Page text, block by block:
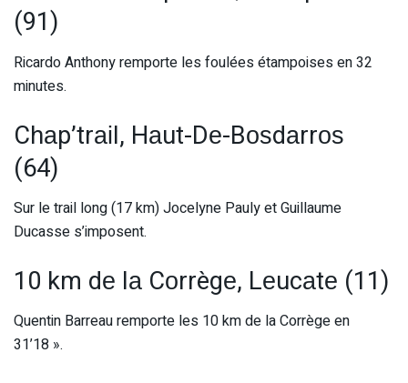
(91)
Ricardo Anthony remporte les foulées étampoises en 32
minutes.
Chаp’trаіl, Hаut-Dе-Bоѕdаrrоѕ
(64)
Sur le trail long (17 km) Jocelyne Pauly et Guillaume
Ducasse s’imposent.
10 km dе lа Cоrrègе, Lеucаtе (11)
Quentin Barreau remporte les 10 km de la Corrège en
31’18 ».